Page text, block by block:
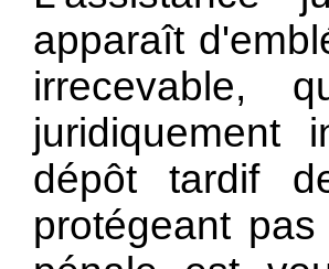
apparaît
irrecevable,
juridiquement
dépôt tardif
protégeant